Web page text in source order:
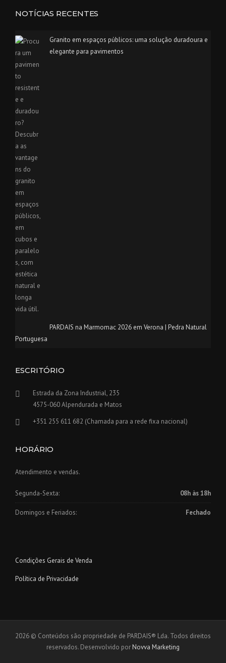
NOTÍCIAS RECENTES
Granito em espaços públicos: uma solução duradoura e
elegante para pavimentos
PARDAIS na Marmomac 2026 em Verona | Pedra Natural
Portuguesa
ESCRITÓRIO
Estrada da Zona Industrial, 235
4575-060 Alpendurada e Matos
+351 255 611 682 (Chamada para a rede fixa nacional)
HORÁRIO
Atendimento e vendas.
Segunda-Sexta: 08h às 18h
Domingos e Feriados: Fechado
Condições Gerais de Venda
Política de Privacidade
2026 © Conteúdos são propriedade de PARDAIS® Lda. Todos direitos
reservados. Desenvolvido por Novva Marketing